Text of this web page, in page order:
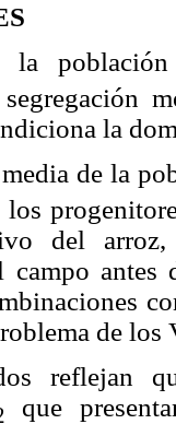
la
segregación
la
de la
los
del arroz,
campo antes
de los
reflejan
que